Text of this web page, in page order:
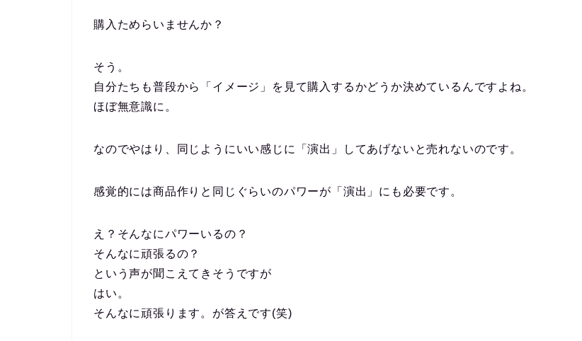
購入ためらいませんか？
そう。
自分たちも普段から「イメージ」を見て購入するかどうか決めているんですよね。
ほぼ無意識に。
なのでやはり、同じようにいい感じに「演出」してあげないと売れないのです。
感覚的には商品作りと同じぐらいのパワーが「演出」にも必要です。
え？そんなにパワーいるの？
そんなに頑張るの？
という声が聞こえてきそうですが
はい。
そんなに頑張ります。が答えです(笑)